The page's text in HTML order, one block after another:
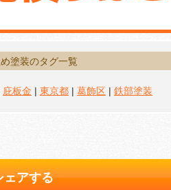
塗装のタグ一覧
庇板金 | 東京都 | 葛飾区 | 鉄部塗装
ェアする